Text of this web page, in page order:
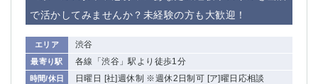
で活かしてみませんか？未経験の方も大歓迎！
エリア 渋谷
最寄り駅 各線「渋谷」駅より徒歩1分
時間/休日 日曜日 [社]週休制 ※週休2日制可 [ア]曜日応相談
品川
蒲田東口
多摩センター
立川（南口）
浜松町
西葛西
中野
葛西